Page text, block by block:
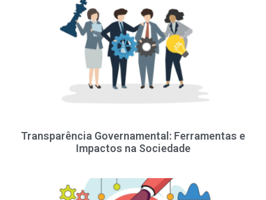
Transparência Governamental: Ferramentas e
Impactos na Sociedade